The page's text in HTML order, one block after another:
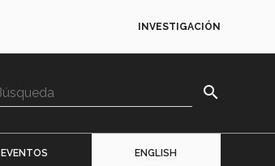
INVESTIGACIÓN
search
EVENTOS ENGLISH